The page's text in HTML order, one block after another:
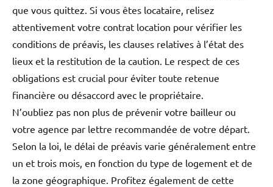
que vous quittez. Si vous êtes locataire, relisez
attentivement votre contrat location pour vérifier les
conditions de préavis, les clauses relatives à l’état des
lieux et la restitution de la caution. Le respect de ces
obligations est crucial pour éviter toute retenue
financière ou désaccord avec le propriétaire.
N’oubliez pas non plus de prévenir votre bailleur ou
votre agence par lettre recommandée de votre départ.
Selon la loi, le délai de préavis varie généralement entre
un et trois mois, en fonction du type de logement et de
la zone géographique. Profitez également de cette